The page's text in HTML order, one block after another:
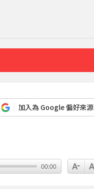
加入為 Google 偏好來源
00:00